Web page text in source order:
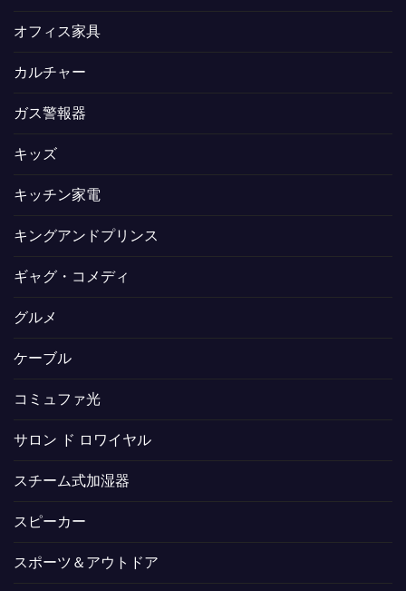
オフィス家具
カルチャー
ガス警報器
キッズ
キッチン家電
キングアンドプリンス
ギャグ・コメディ
グルメ
ケーブル
コミュファ光
サロン ド ロワイヤル
スチーム式加湿器
スピーカー
スポーツ＆アウトドア